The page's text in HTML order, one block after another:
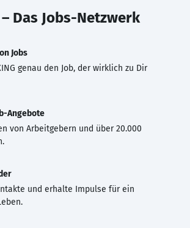
– Das Jobs-Netzwerk
Jobs
genau den Job, der wirklich zu Dir
Angebote
von Arbeitgebern und über 20.000
und erhalte Impulse für ein